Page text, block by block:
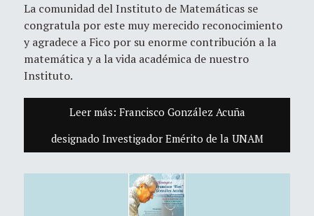
La comunidad del Instituto de Matemáticas se
congratula por este muy merecido reconocimiento
y agradece a Fico por su enorme contribución a la
matemática y a la vida académica de nuestro
Instituto.
Leer más: Francisco González Acuña
designado Investigador Emérito de la UNAM